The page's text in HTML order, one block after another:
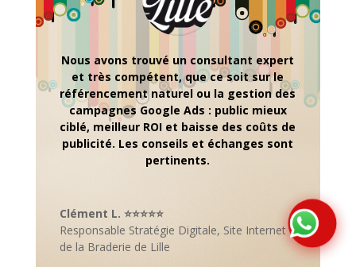
Nous avons trouvé un consultant expert
et très compétent, que ce soit sur le
référencement naturel ou la gestion des
campagnes Google Ads : public mieux
ciblé, meilleur ROI et baisse des coûts de
publicité. Les conseils et échanges sont
pertinents.
Clément L. ⭐⭐⭐⭐⭐
Responsable Stratégie Digitale, Site Internet
de la Braderie de Lille